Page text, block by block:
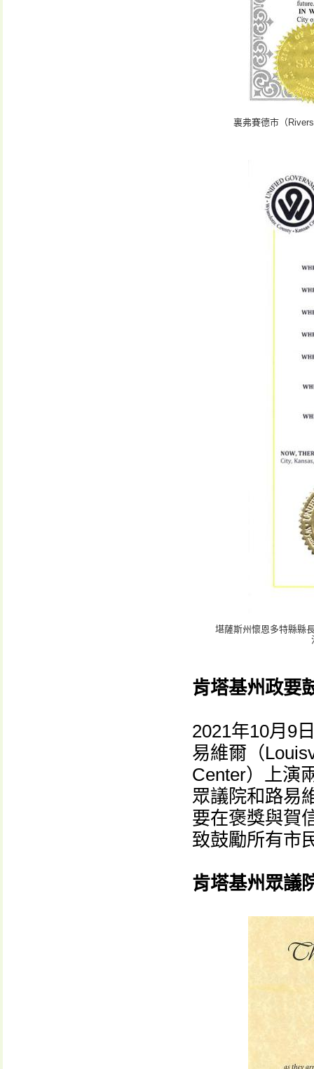
裏弗賽德市（
堪薩斯州懷恩多特縣縣
肯塔基州政要
2021年10月9
易維爾（
Center）上演
眾議院和路易
要在褒獎與賀
致鼓勵所有市
肯塔基州眾議